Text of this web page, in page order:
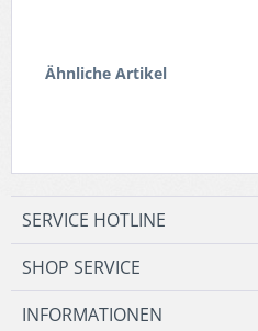
Ähnliche Artikel
SERVICE HOTLINE
SHOP SERVICE
INFORMATIONEN